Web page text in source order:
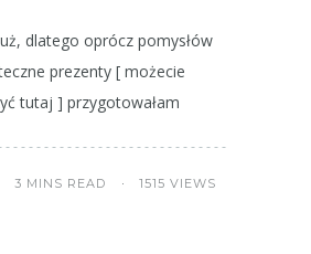
dlatego oprócz pomysłów
prezenty [ możecie
tutaj ] przygotowałam
3 MINS READ 1515 VIEWS